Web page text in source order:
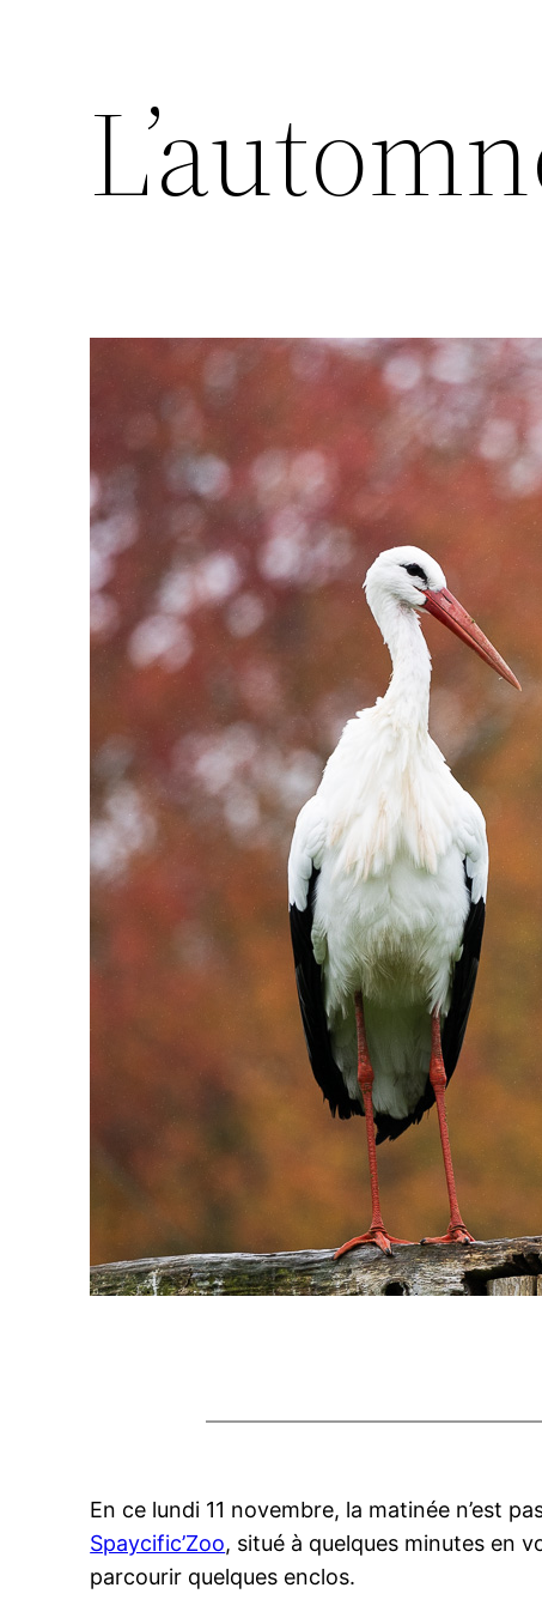
En ce lundi 11 novembre, la matinée n’est
Spaycific’Zoo, situé à quelques minutes en
parcourir quelques enclos.